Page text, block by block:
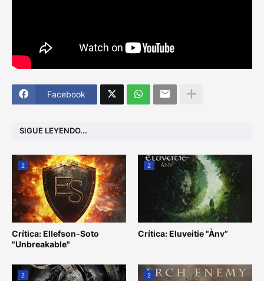
Facebook
SIGUE LEYENDO...
2
Crítica: Ellefson-Soto
"Unbreakable"
2
Crítica: Eluveitie "Ànv”
2 2